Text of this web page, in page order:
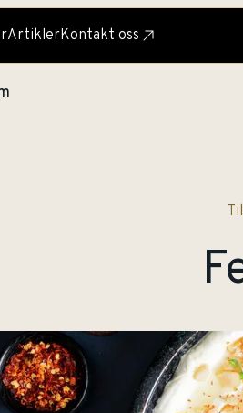
ArtiklerKontakt oss